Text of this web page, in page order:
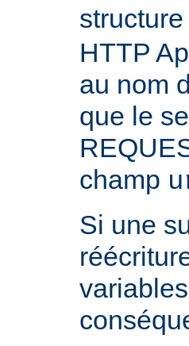
HTTP
au nom
que le
champ
Si une